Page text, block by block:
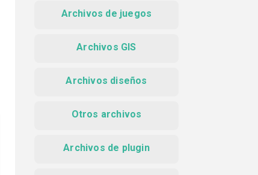
Archivos de juegos
Archivos GIS
Archivos diseños
Otros archivos
Archivos de plugin